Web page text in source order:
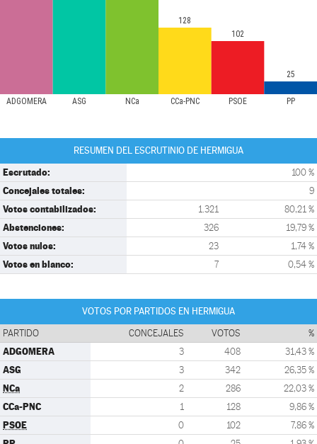
ADGOMERA ASG NCa CCa-PNC PSOE PP
128
102
25
RESUMEN DEL ESCRUTINIO DE HERMIGUA
Escrutado: 100 %
Concejales totales: 9
Votos contabilizados: 1.321 80,21 %
Abstenciones: 326 19,79 %
Votos nulos: 23 1,74 %
Votos en blanco: 7 0,54 %
VOTOS POR PARTIDOS EN HERMIGUA
PARTIDO CONCEJALES VOTOS %
ADGOMERA 3 408 31,43 %
ASG 3 342 26,35 %
NCa 2 286 22,03 %
CCa-PNC 1 128 9,86 %
PSOE 0 102 7,86 %